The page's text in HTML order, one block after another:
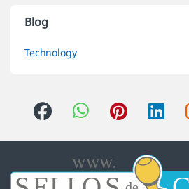
Blog
Technology